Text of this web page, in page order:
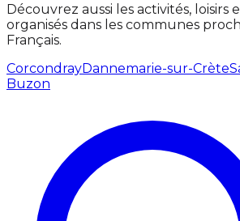
Découvrez aussi les activités, loisirs
organisés dans les communes
Français.
CorcondrayDannemarie-sur-Crète
Buzon